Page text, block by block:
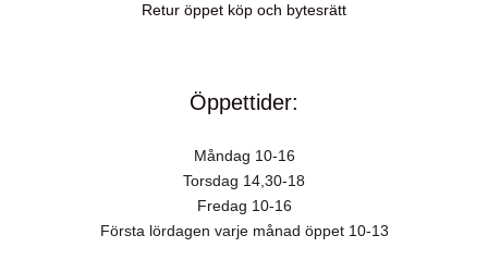
Retur öppet köp och bytesrätt
Öppettider:
Måndag 10-16
Torsdag 14,30-18
Fredag 10-16
Första lördagen varje månad öppet 10-13